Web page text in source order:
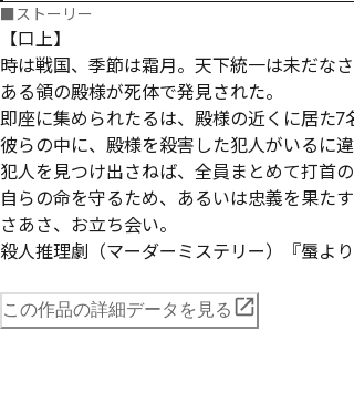
■ストーリー
【口上】
時は戦国、季節は霜月。天下統一は未だな
ある領の殿様が死体で発見された。
即座に集められたるは、殿様の近くに居た7
彼らの中に、殿様を殺害した犯人がいるに違
犯人を見つけ出さねば、全員まとめて打首
自らの命を守るため、あるいは忠義を果た
さあさ、お立ち会い。
この作品の詳細データを見る